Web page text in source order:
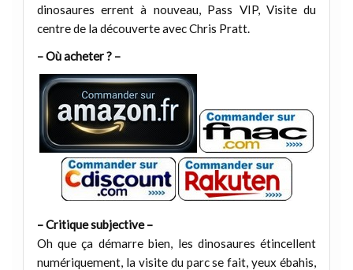
dinosaures errent à nouveau, Pass VIP, Visite du
centre de la découverte avec Chris Pratt.
– Où acheter ? –
– Critique subjective –
Oh que ça démarre bien, les dinosaures étincellent
numériquement, la visite du parc se fait, yeux ébahis,